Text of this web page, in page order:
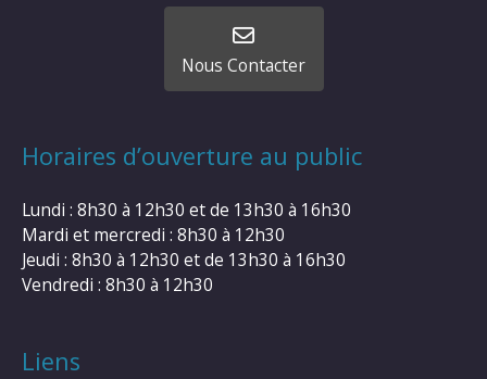
Nous Contacter
Horaires d’ouverture au public
Lundi : 8h30 à 12h30 et de 13h30 à 16h30
Mardi et mercredi : 8h30 à 12h30
Jeudi : 8h30 à 12h30 et de 13h30 à 16h30
Vendredi : 8h30 à 12h30
Liens